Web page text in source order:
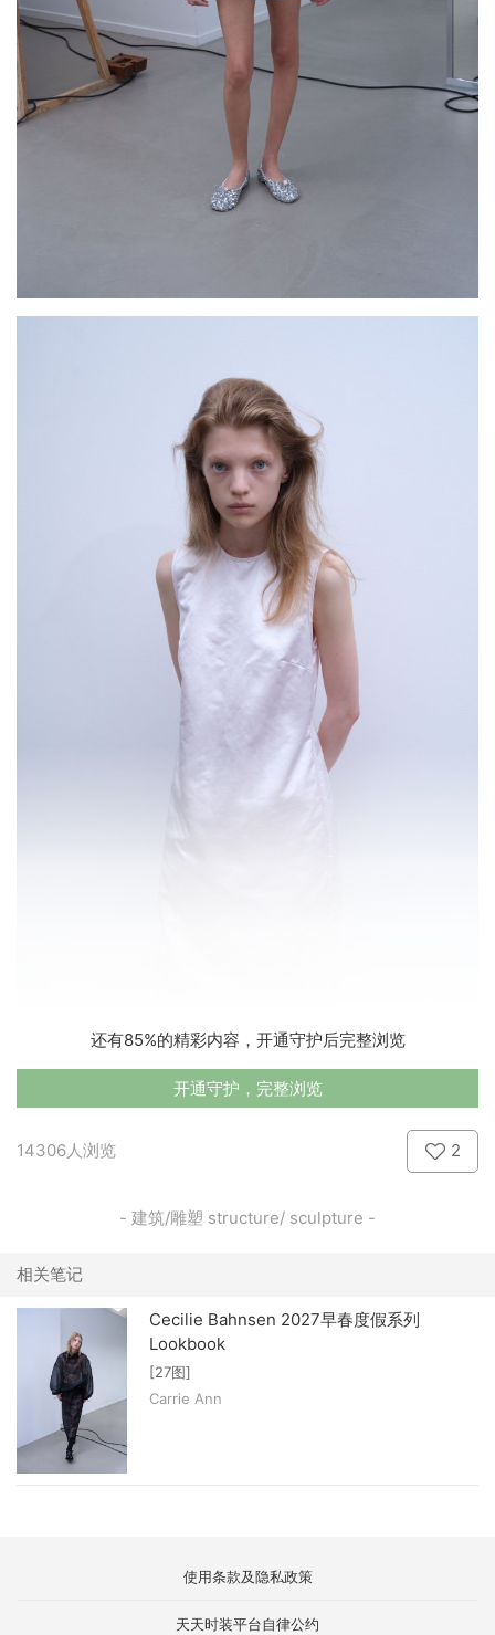
还有85%的精彩内容，开通守护后完整浏览
开通守护，完整浏览
14306人浏览 2
- 建筑/雕塑 structure/ sculpture -
相关笔记
Cecilie Bahnsen 2027早春度假系列
Lookbook
[27图]
Carrie Ann
使用条款及隐私政策
天天时装平台自律公约